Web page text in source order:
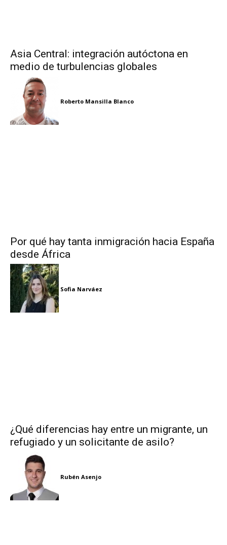
Asia Central: integración autóctona en
medio de turbulencias globales
Roberto Mansilla Blanco
Por qué hay tanta inmigración hacia España
desde África
Sofia Narváez
¿Qué diferencias hay entre un migrante, un
refugiado y un solicitante de asilo?
Rubén Asenjo